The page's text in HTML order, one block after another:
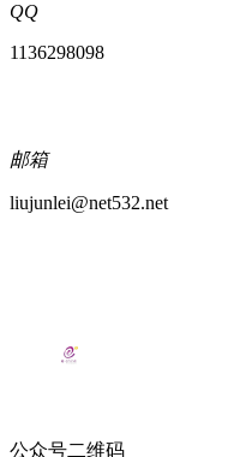
QQ
1136298098
邮箱
liujunlei@net532.net
公众号二维码